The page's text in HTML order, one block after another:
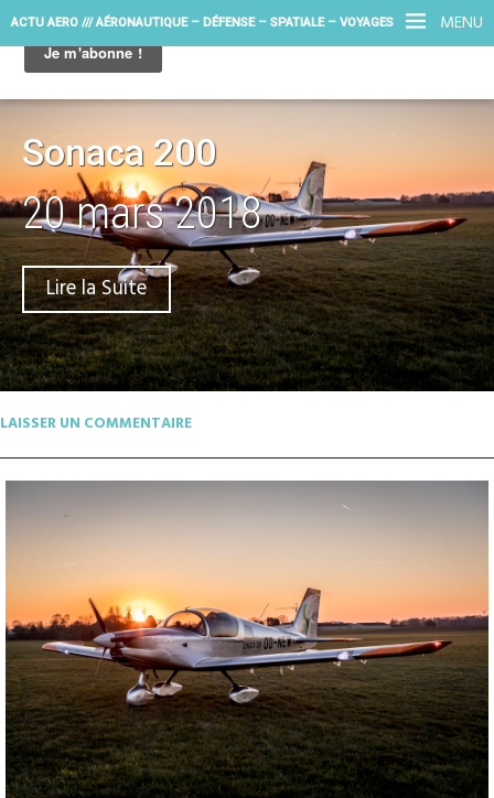
MENU
ACTU AERO /// AÉRONAUTIQUE – DÉFENSE – SPATIALE – VOYAGES
Sonaca 200
20 mars 2018
Lire la Suite
LAISSER UN COMMENTAIRE